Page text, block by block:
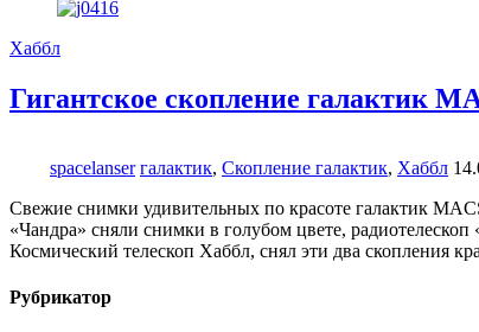
Хаббл
Гигантское скопление галактик
spacelanser галактик, Скопление галактик, Хаббл
Свежие снимки удивительных по красоте галактик
«Чандра» сняли снимки в голубом цвете,
Космический телескоп Хаббл, снял эти два скопления
Рубрикатор